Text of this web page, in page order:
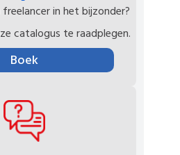
in het bijzonder?
catalogus te raadplegen.
Boek